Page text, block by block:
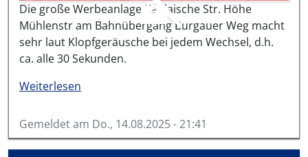
Die große Werbeanlage Kahlaische Str. Höhe
Mühlenstr am Bahnübergang Burgauer Weg macht
sehr laut Klopfgeräusche bei jedem Wechsel, d.h.
ca. alle 30 Sekunden.
Weiterlesen
Gemeldet am Do., 14.08.2025 - 21:41